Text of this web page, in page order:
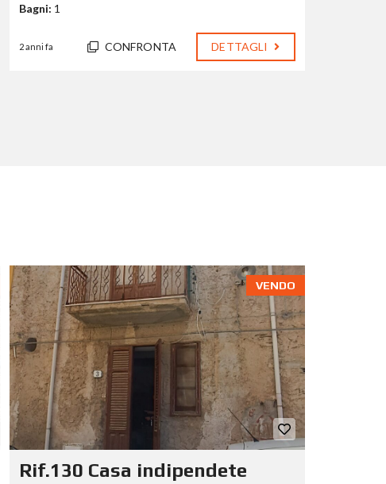
Bagni: 1
2 anni fa CONFRONTA DETTAGLI
VENDO
Rif.130 Casa indipendete